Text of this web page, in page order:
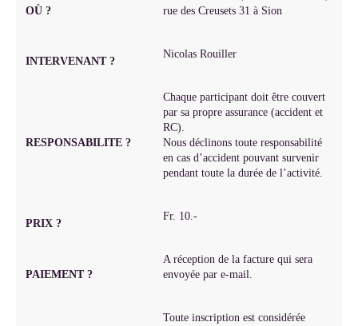
OÙ ?
rue des Creusets 31 à Sion
INTERVENANT ?
Nicolas Rouiller
RESPONSABILITE ?
Chaque participant doit être couvert
par sa propre assurance (accident et
RC).
Nous déclinons toute responsabilité
en cas d’accident pouvant survenir
pendant toute la durée de l’activité.
PRIX ?
Fr. 10.-
PAIEMENT ?
A réception de la facture qui sera
envoyée par e-mail.
Toute inscription est considérée